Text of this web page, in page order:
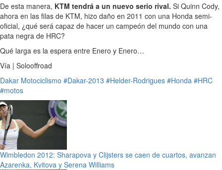
De esta manera, KTM tendrá a un nuevo serio rival. Si Quinn Cody,
ahora en las filas de KTM, hizo daño en 2011 con una Honda semi-
oficial, ¿qué será capaz de hacer un campeón del mundo con una
pata negra de HRC?
Qué larga es la espera entre Enero y Enero…
Vía | Solooffroad
Dakar Motociclismo #Dakar-2013 #Helder-Rodrigues #Honda #HRC
#motos
Wimbledon 2012: Sharapova y Clijsters se caen de cuartos, avanzan
Azarenka, Kvitova y Serena Williams